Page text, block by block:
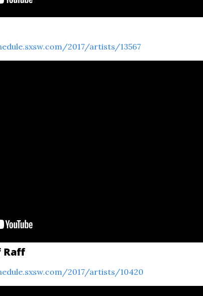
2017/artists/13567
Raff
2017/artists/10420